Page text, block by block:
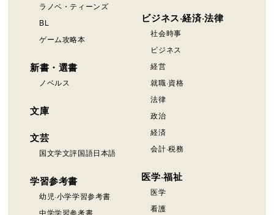
ラノベ・ティーンズ
BL
ゲーム攻略本
新書・選書
ノベルス
文庫
文芸
国文学文評国語日本語
学習参考書
幼児·小学学習参考書
中学学習参考書
ビジネス·経済·法律
社会時事
ビジネス
経営
就職·資格
法律
政治
経済
会計·税務
医学·福祉
医学
看護